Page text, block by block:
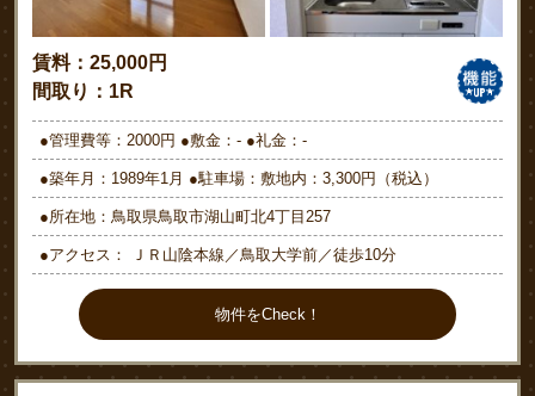
賃料：25,000円
間取り：1R
●管理費等：2000円 ●敷金：- ●礼金：-
●築年月：1989年1月 ●駐車場：敷地内：3,300円（税込）
●所在地：鳥取県鳥取市湖山町北4丁目257
●アクセス： ＪＲ山陰本線／鳥取大学前／徒歩10分
物件をCheck！